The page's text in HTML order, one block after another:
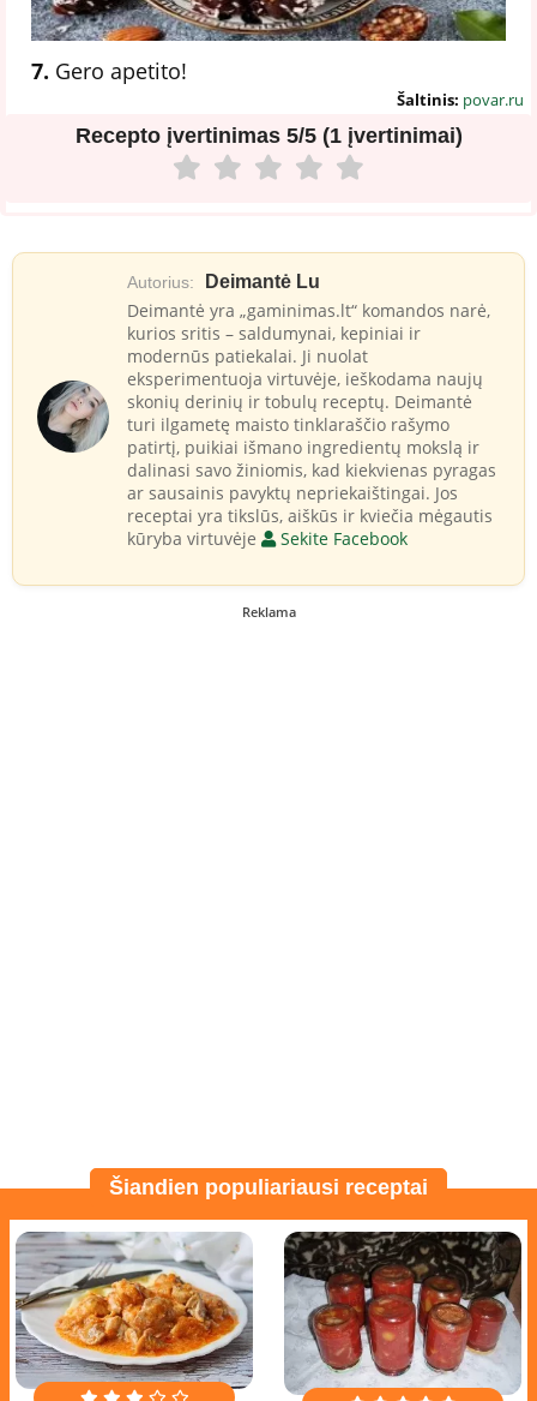
7. Gero apetito!
Šaltinis: povar.ru
Recepto įvertinimas 5/5 (1 įvertinimai)
Autorius: Deimantė Lu
Deimantė yra „gaminimas.lt“ komandos narė,
kurios sritis – saldumynai, kepiniai ir
modernūs patiekalai. Ji nuolat
eksperimentuoja virtuvėje, ieškodama naujų
skonių derinių ir tobulų receptų. Deimantė
turi ilgametę maisto tinklaraščio rašymo
patirtį, puikiai išmano ingredientų mokslą ir
dalinasi savo žiniomis, kad kiekvienas pyragas
ar sausainis pavyktų nepriekaištingai. Jos
receptai yra tikslūs, aiškūs ir kviečia mėgautis
kūryba virtuvėje
Sekite Facebook
Reklama
Šiandien populiariausi receptai